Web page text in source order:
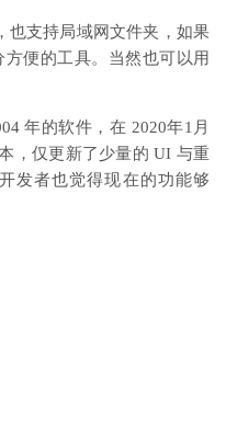
也支持局域网文件夹，如果
便的工具。当然也可以用
年的软件，在 2020年1月
，仅更新了少量的 UI 与重
发者也觉得现在的功能够